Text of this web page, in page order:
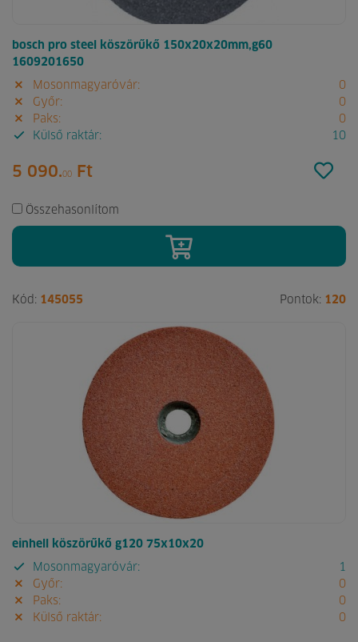
bosch pro steel köszörűkő 150x20x20mm,g60
1609201650
Mosonmagyaróvár:
0
Győr:
0
Paks:
0
Külső raktár:
10
5 090.00 Ft
Összehasonlítom
Kód: 145055 Pontok: 120
einhell köszörűkő g120 75x10x20
Mosonmagyaróvár:
1
Győr:
0
Paks:
0
Külső raktár:
0